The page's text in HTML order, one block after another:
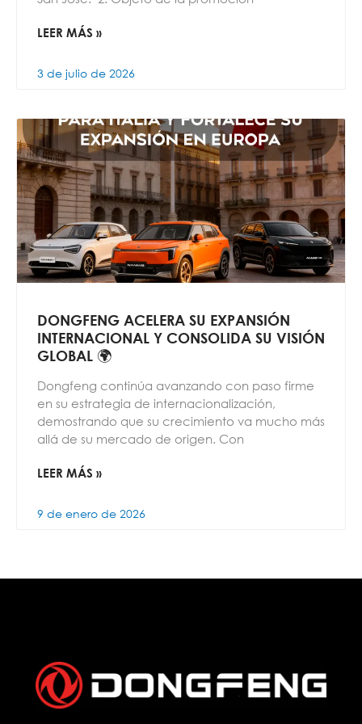
LEER MÁS »
3 de julio de 2026
DONGFENG ACELERA SU EXPANSIÓN
INTERNACIONAL Y CONSOLIDA SU VISIÓN
GLOBAL 🌍
Dongfeng continúa avanzando con paso firme
en su estrategia de internacionalización,
demostrando que su crecimiento va mucho más
allá de su mercado de origen. Con
LEER MÁS »
9 de enero de 2026